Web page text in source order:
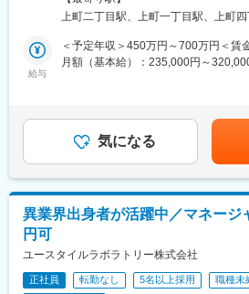
■診療科目：
一般内科／消化器内科／循環器内科／
神経外科／整形外科／精神科・心療
膚科／泌尿器科／小児科
■当社について：
保険薬局だけでなく、有料老人ホー
ルディングスのグループ企業でもあり
働くことができます。
から在宅医療に取り組んでおり、今後
ジネスとして十分な準備ができている
上町二丁目駅、上町一丁目駅、上町四
給与
＜予定年収＞450万円～700万円＜賃
月額（基本給）：235,000円～
回（6月）■賞与：年2回（7月／12月
り3月に支給）■研修認定薬剤師手当
目安の金額であり、選考を通じて上下
給(月額)は固定手当を含めた表記です
気になる
異業界出身者が活躍中／マネージ
円可
ユースタイルラボラトリー株式会社
正社員 転勤なし 5名以上採用
職種未